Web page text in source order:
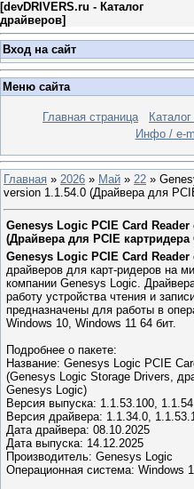
[devDRIVERS.ru - Каталог
драйверов]
Вход на сайт
Меню сайта
Главная страница
Инфо / e-
Главная » 2026 » Май » 22 »
version 1.1.54.0 (Драйвера для
Genesys Logic PCIE Card
(Драйвера для PCIE
Genesys Logic PCIE Card
драйверов для карт-ридеров на
компании Genesys Logic.
работу устройства чтения и
предназначены для работы в
Windows 10, Windows 11 64 бит.
Подробнее о пакете:
Название: Genesys Logic PCIE
(Genesys Logic Storage Drivers,
Genesys Logic)
Версия выпуска: 1.1.53.100,
Версия драйвера: 1.1.34.0,
Дата драйвера: 08.10.2025
Дата выпуска: 14.12.2025
Производитель: Genesys Logiс
Операционная система: Windows